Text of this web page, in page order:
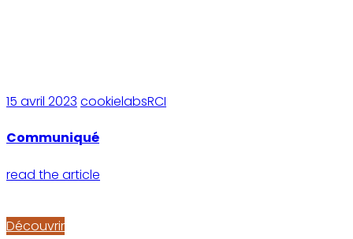
15 avril 2023 cookielabsRCI
Communiqué
read the article
Découvrir